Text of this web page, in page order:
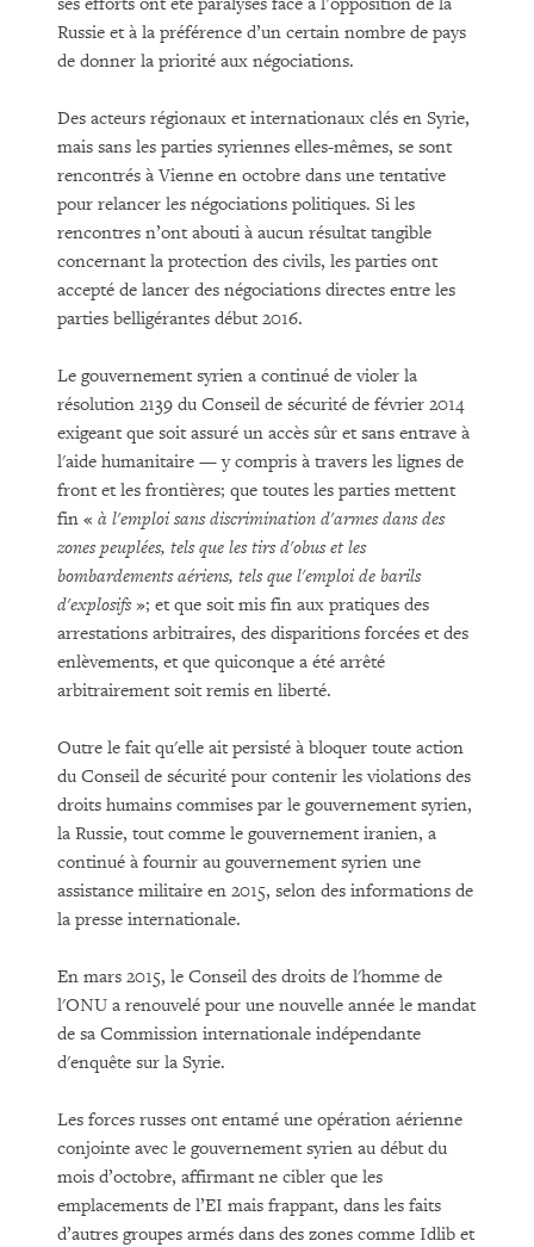
Russie et à la préférence d’un certain nombre de pays
de donner la priorité aux négociations.
Des acteurs régionaux et internationaux clés en Syrie,
mais sans les parties syriennes elles-mêmes, se sont
rencontrés à Vienne en octobre dans une tentative
pour relancer les négociations politiques. Si les
rencontres n’ont abouti à aucun résultat tangible
concernant la protection des civils, les parties ont
accepté de lancer des négociations directes entre les
parties belligérantes début 2016.
Le gouvernement syrien a continué de violer la
résolution 2139 du Conseil de sécurité de février 2014
exigeant que soit assuré un accès sûr et sans entrave à
l'aide humanitaire — y compris à travers les lignes de
front et les frontières; que toutes les parties mettent
fin « à l'emploi sans discrimination d'armes dans des
zones peuplées, tels que les tirs d'obus et les
bombardements aériens, tels que l'emploi de barils
d'explosifs»; et que soit mis fin aux pratiques des
arrestations arbitraires, des disparitions forcées et des
enlèvements, et que quiconque a été arrêté
arbitrairement soit remis en liberté.
Outre le fait qu'elle ait persisté à bloquer toute action
du Conseil de sécurité pour contenir les violations des
droits humains commises par le gouvernement syrien,
la Russie, tout comme le gouvernement iranien, a
continué à fournir au gouvernement syrien une
assistance militaire en 2015, selon des informations de
la presse internationale.
En mars 2015, le Conseil des droits de l'homme de
l'ONU a renouvelé pour une nouvelle année le mandat
de sa Commission internationale indépendante
d'enquête sur la Syrie.
Les forces russes ont entamé une opération aérienne
conjointe avec le gouvernement syrien au début du
mois d’octobre, affirmant ne cibler que les
emplacements de l’EI mais frappant, dans les faits
d’autres groupes armés dans des zones comme Idlib et